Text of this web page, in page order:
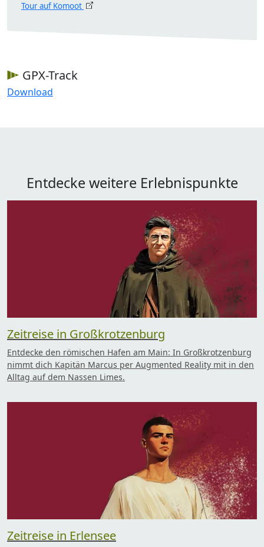
Tour auf Komoot
GPX-Track
Download
Entdecke weitere Erlebnispunkte
Zeitreise in Großkrotzenburg
Entdecke den römischen Hafen am Main: In Großkrotzenburg
nimmt dich Kapitän Marcus per Augmented Reality mit in den
Alltag auf dem Nassen Limes.
Zeitreise in Erlensee